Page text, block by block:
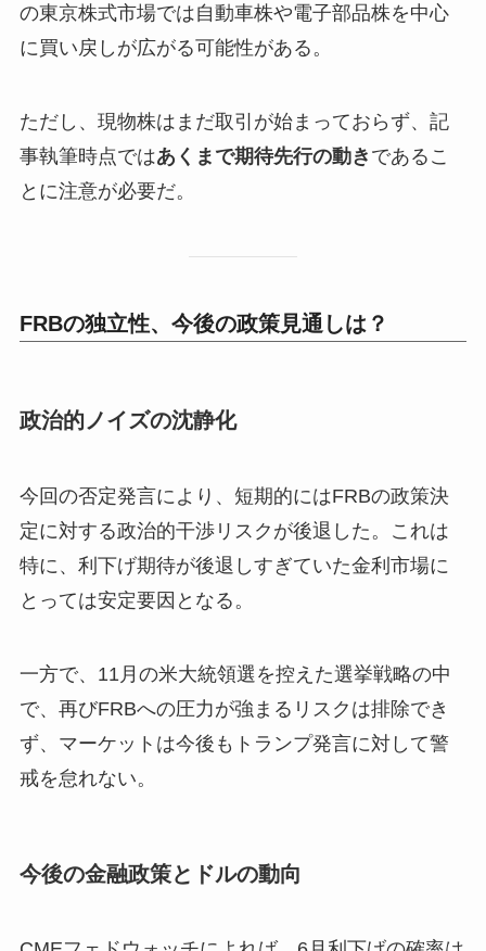
の東京株式市場では自動車株や電子部品株を中心
に買い戻しが広がる可能性がある。
ただし、現物株はまだ取引が始まっておらず、記
事執筆時点ではあくまで期待先行の動き であるこ
とに注意が必要だ。
FRBの独立性、今後の政策見通しは？
政治的ノイズの沈静化
今回の否定発言により、短期的にはFRBの政策決
定に対する政治的干渉リスクが後退した。これは
特に、利下げ期待が後退しすぎていた金利市場に
とっては安定要因となる。
一方で、11月の米大統領選を控えた選挙戦略の中
で、再びFRBへの圧力が強まるリスクは排除でき
ず、マーケットは今後もトランプ発言に対して警
戒を怠れない。
今後の金融政策とドルの動向